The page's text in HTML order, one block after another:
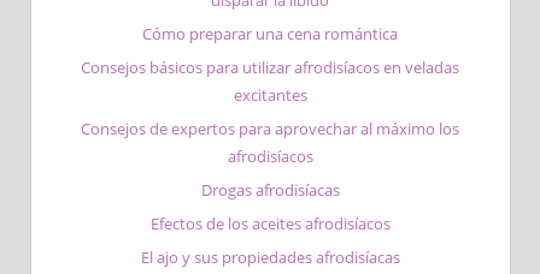
Cómo preparar una cena romántica
Consejos básicos para utilizar afrodisíacos en veladas
excitantes
Consejos de expertos para aprovechar al máximo los
afrodisíacos
Drogas afrodisíacas
Efectos de los aceites afrodisíacos
El ajo y sus propiedades afrodisíacas